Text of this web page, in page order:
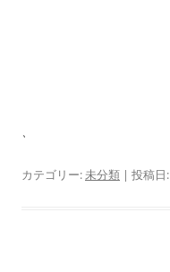
、
カテゴリー:未分類 | 投稿日: